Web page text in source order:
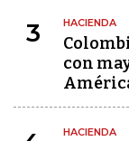
3 HACIENDA
con
HACIENDA